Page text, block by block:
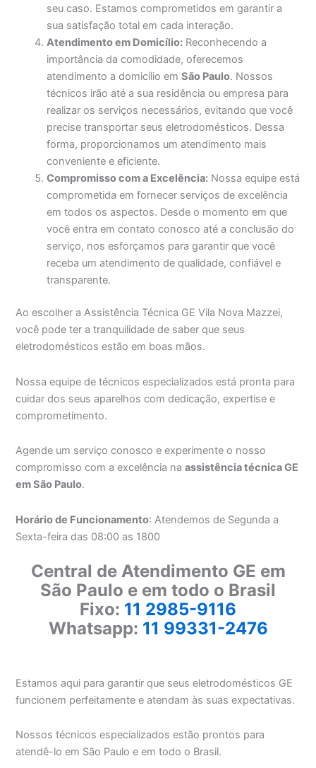
seu caso. Estamos comprometidos em garantir a
sua satisfação total em cada interação.
Atendimento em Domicílio: Reconhecendo a
importância da comodidade, oferecemos
atendimento a domicílio emSão Paulo. Nossos
técnicos irão até a sua residência ou empresa para
realizar os serviços necessários, evitando que você
precise transportar seus eletrodomésticos. Dessa
forma, proporcionamos um atendimento mais
conveniente e eficiente.
Compromisso com a Excelência: Nossa equipe está
comprometida em fornecer serviços de excelência
em todos os aspectos. Desde o momento em que
você entra em contato conosco até a conclusão do
serviço, nos esforçamos para garantir que você
receba um atendimento de qualidade, confiável e
transparente.
Ao escolher a Assistência Técnica GE Vila Nova Mazzei,
você pode ter a tranquilidade de saber que seus
eletrodomésticos estão em boas mãos.
Nossa equipe de técnicos especializados está pronta para
cuidar dos seus aparelhos com dedicação, expertise e
comprometimento.
Agende um serviço conosco e experimente o nosso
compromisso com a excelência naassistência técnica GE
em São Paulo.
Horário de Funcionamento: Atendemos de Segunda a
Sexta-feira das 08:00 as 1800
Central de Atendimento GE em
São Paulo e em todo o Brasil
Fixo: 11 2985-9116
Whatsapp: 11 99331-2476
Estamos aqui para garantir que seus eletrodomésticos GE
funcionem perfeitamente e atendam às suas expectativas.
Nossos técnicos especializados estão prontos para
atendê-lo em São Paulo e em todo o Brasil.